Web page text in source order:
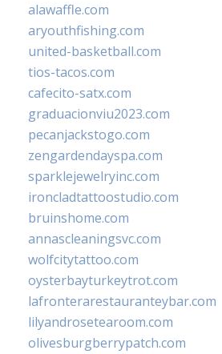
alawaffle.com
aryouthfishing.com
united-basketball.com
tios-tacos.com
cafecito-satx.com
graduacionviu2023.com
pecanjackstogo.com
zengardendayspa.com
sparklejewelryinc.com
ironcladtattoostudio.com
bruinshome.com
annascleaningsvc.com
wolfcitytattoo.com
oysterbayturkeytrot.com
lafronterarestauranteybar.com
lilyandrosetearoom.com
olivesburgberrypatch.com